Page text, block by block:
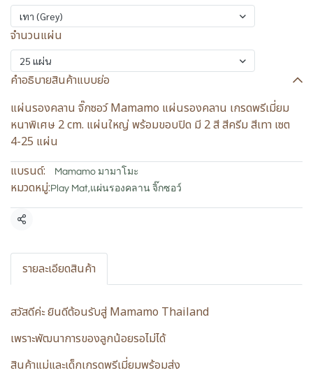
เทา (Grey)
จำนวนแผ่น
25 แผ่น
คำอธิบายสินค้าแบบย่อ
แผ่นรองคลาน จิ๊กซอว์ Mamamo แผ่นรองคลาน เกรดพรีเมี่ยม
หนาพิเศษ 2 cm. แผ่นใหญ่ พร้อมขอบปิด มี 2 สี สีครีม สีเทา เซต
4-25 แผ่น
แบรนด์:
Mamamo มามาโมะ
หมวดหมู่: Play Mat,แผ่นรองคลาน จิ๊กซอว์
แชร์
รายละเอียดสินค้า
สวัสดีค่ะ ยินดีต้อนรับสู่ Mamamo Thailand
เพราะพัฒนาการของลูกน้อยรอไม่ได้
สินค้าแม่และเด็กเกรดพรีเมี่ยมพร้อมส่ง